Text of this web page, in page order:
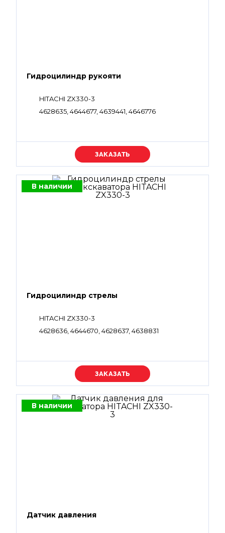
Гидроцилиндр рукояти
HITACHI ZX330-3
4628635, 4644677, 4639441, 4646776
Уточняйте цену
В наличии
Гидроцилиндр стрелы
HITACHI ZX330-3
4628636, 4644670, 4628637, 4638831
Уточняйте цену
В наличии
Датчик давления